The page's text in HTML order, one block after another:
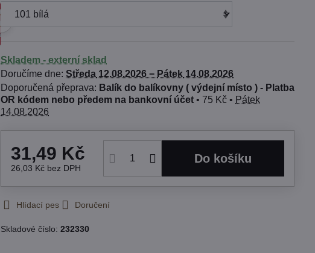
Skladem - externí sklad
Doručíme dne:Středa 12.08.2026 − Pátek 14.08.2026
Balík do balíkovny ( výdejní místo ) - Platba
OR kódem nebo předem na bankovní účet• 75 Kč • Pátek
14.08.2026
31,49 Kč
26,03 Kč bez DPH
Do košíku
Hlídací pes Doručení
Skladové číslo:232330